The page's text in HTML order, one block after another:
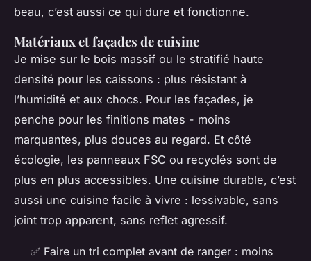
beau, c’est aussi ce qui dure et fonctionne.
Matériaux et façades de cuisine
Je mise sur le bois massif ou le stratifié haute
densité pour les caissons : plus résistant à
l’humidité et aux chocs. Pour les façades, je
penche pour les finitions mates - moins
marquantes, plus douces au regard. Et côté
écologie, les panneaux FSC ou recyclés sont de
plus en plus accessibles. Une cuisine durable, c’est
aussi une cuisine facile à vivre : lessivable, sans
joint trop apparent, sans reflet agressif.
✅ Faire un tri complet avant de ranger : moins